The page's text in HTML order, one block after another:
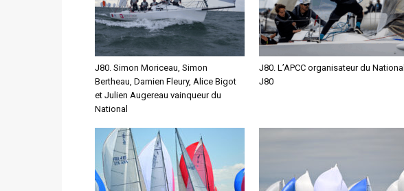
J80. Simon Moriceau, Simon
Bertheau, Damien Fleury, Alice Bigot
et Julien Augereau vainqueur du
National
J80. L’APCC organisateur du National
J80